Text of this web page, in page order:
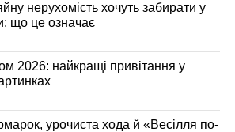
нерухомість хочуть забирати у
що це означає
2026: найкращі привітання у
урочиста хода й «Весілля по-